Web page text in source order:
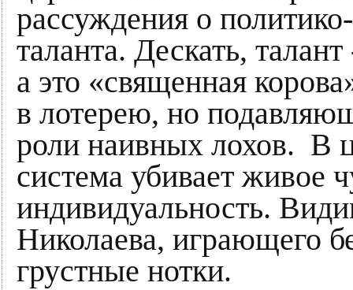
рассуждения о
таланта. Дескать,
а это «священная
в лотерею, но
роли наивных лохов. В
система убивает живое
индивидуальность.
Николаева, играющего
грустные нотки.